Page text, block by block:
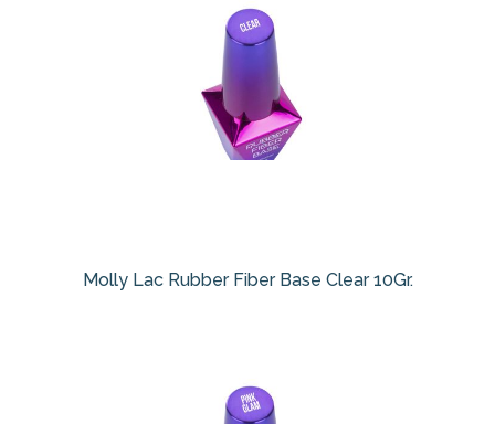
Molly Lac Rubber Fiber Base Clear 10Gr.